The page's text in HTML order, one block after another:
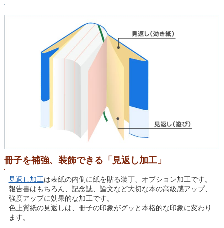
冊子を補強、装飾できる「見返し加工」
見返し加工は表紙の内側に紙を貼る装丁、オプション加工です。
報告書はもちろん、記念誌、論文など大切な本の高級感アップ、
強度アップに効果的な加工です。
色上質紙の見返しは、冊子の印象がグッと本格的な印象に変わり
ます。